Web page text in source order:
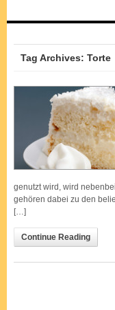
Tag Archives: Torte
genutzt wird, wird
gehören dabei zu den
[…]
Continue Reading